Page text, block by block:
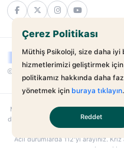
© 2025 - 2026 Müthiş Psikoloji.
Muthispsikoloji.combağımsız bir
değildir. Sunulan hizmetler
içeriği yalnızca bilgilendirme
Acil durumlarda112’yi arayınız.
Çerez Politikası
Müthiş Psikoloji, size daha
hizmetlerimizi geliştirmek
politikamız hakkında daha
yönetmek için buraya tıklayın.
Reddet